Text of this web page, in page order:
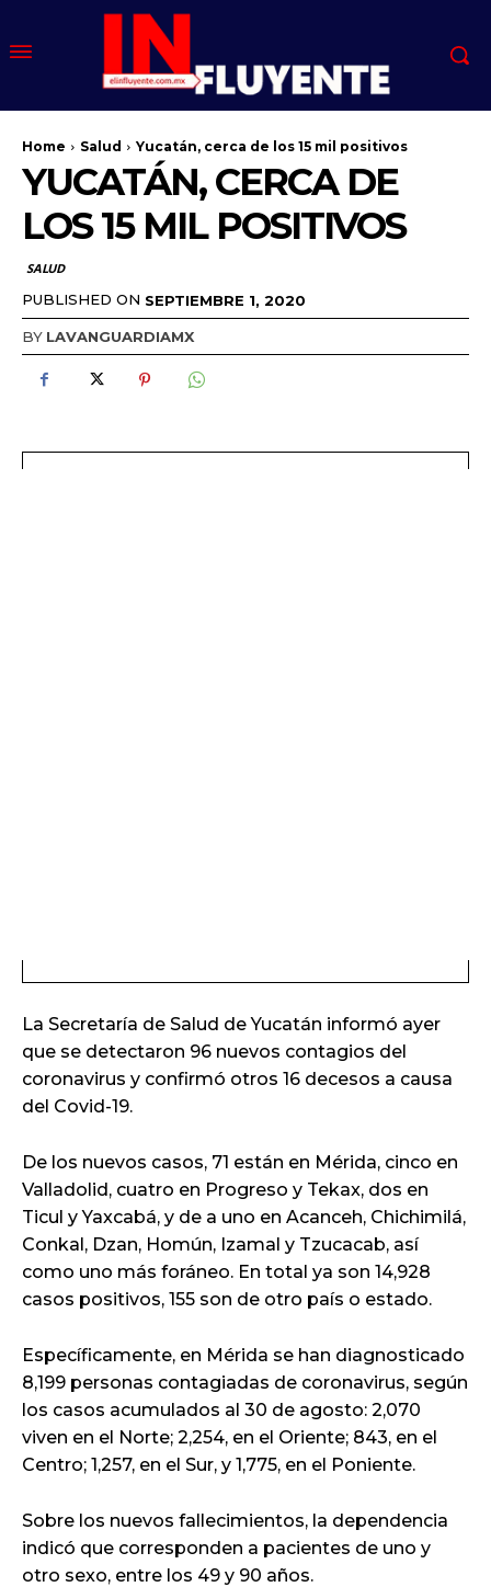
Home Salud Yucatán, cerca de los 15 mil positivos
YUCATÁN, CERCA DE
LOS 15 MIL POSITIVOS
SALUD
PUBLISHED ON SEPTIEMBRE 1, 2020
BY LAVANGUARDIAMX
La Secretaría de Salud de Yucatán informó ayer
que se detectaron 96 nuevos contagios del
coronavirus y confirmó otros 16 decesos a causa
del Covid-19.
De los nuevos casos, 71 están en Mérida, cinco en
Valladolid, cuatro en Progreso y Tekax, dos en
Ticul y Yaxcabá, y de a uno en Acanceh, Chichimilá,
Conkal, Dzan, Homún, Izamal y Tzucacab, así
como uno más foráneo. En total ya son 14,928
casos positivos, 155 son de otro país o estado.
Específicamente, en Mérida se han diagnosticado
8,199 personas contagiadas de coronavirus, según
los casos acumulados al 30 de agosto: 2,070
viven en el Norte; 2,254, en el Oriente; 843, en el
Centro; 1,257, en el Sur, y 1,775, en el Poniente.
Sobre los nuevos fallecimientos, la dependencia
indicó que corresponden a pacientes de uno y
otro sexo, entre los 49 y 90 años.